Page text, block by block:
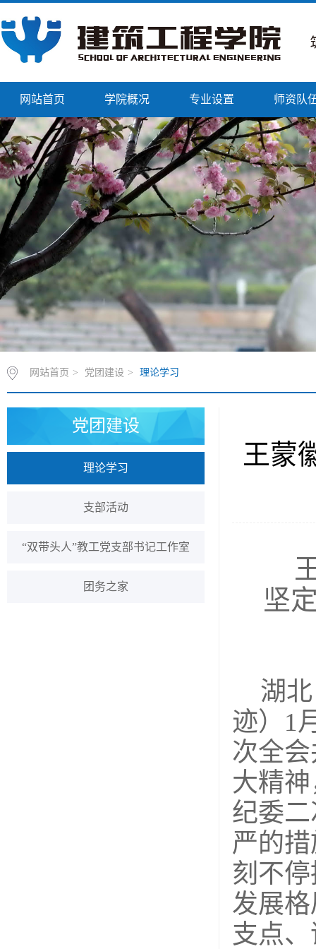
网站首页 学院概况 专业设置 师资队
网站首页 > 党团建设 > 理论学习
党团建设
理论学习
支部活动
“双带头人”教工党支部书记工作室
团务之家
王蒙
坚
湖
迹） 1
次全
大精
纪委
严的
刻不
发展
支点